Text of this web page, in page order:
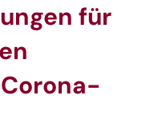
für